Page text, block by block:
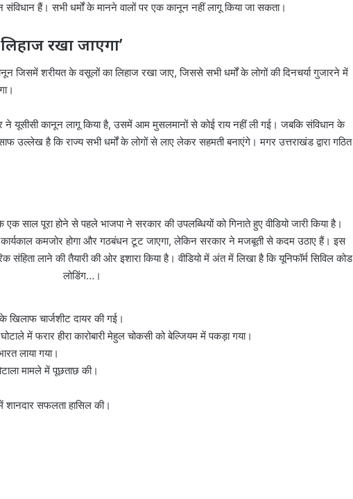
हैं। सभी धर्मों के मानने वालों पर एक कानून नहीं लागू किया जा सकता।
रखा जाएगा’
जिसमें शरीयत के वसूलों का लिहाज रखा जाए, जिससे सभी धर्मों के लोगों की दिनचर्या गुजारने में
ने यूसीसी कानून लागू किया है, उसमें आम मुसलमानों से कोई राय नहीं ली गई। जबकि संविधान के
उल्लेख है कि राज्य सभी धर्मों के लोगों से लाए लेकर सहमती बनाएंगे। मगर उत्तराखंड द्वारा गठित
साल पूरा होने से पहले भाजपा ने सरकार की उपलब्धियों को गिनाते हुए वीडियो जारी किया है।
कार्यकाल कमजोर होगा और गठबंधन टूट जाएगा, लेकिन सरकार ने मजबूती से कदम उठाए हैं। इस
संहिता लाने की तैयारी की ओर इशारा किया है। वीडियो में अंत में लिखा है कि यूनिफॉर्म सिविल कोड
लोडिंग…।
खिलाफ चार्जशीट दायर की गई।
में फरार हीरा कारोबारी मेहुल चोकसी को बेल्जियम में पकड़ा गया।
लाया गया।
मामले में पूछताछ की।
में शानदार सफलता हासिल की।